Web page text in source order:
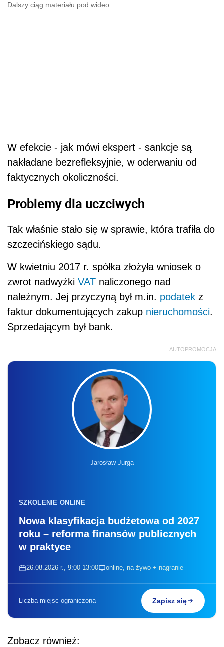
Dalszy ciąg materiału pod wideo
W efekcie - jak mówi ekspert - sankcje są
nakładane bezrefleksyjnie, w oderwaniu od
faktycznych okoliczności.
Problemy dla uczciwych
Tak właśnie stało się w sprawie, która trafiła do
szczecińskiego sądu.
W kwietniu 2017 r. spółka złożyła wniosek o
zwrot nadwyżki VAT naliczonego nad
należnym. Jej przyczyną był m.in. podatek z
faktur dokumentujących zakup nieruchomości.
Sprzedającym był bank.
AUTOPROMOCJA
Jarosław Jurga
SZKOLENIE ONLINE
Nowa klasyfikacja budżetowa od 2027
roku – reforma finansów publicznych
w praktyce
26.08.2026 r., 9:00-13:00 online, na żywo + nagranie
Liczba miejsc ograniczona Zapisz się
Zobacz również: